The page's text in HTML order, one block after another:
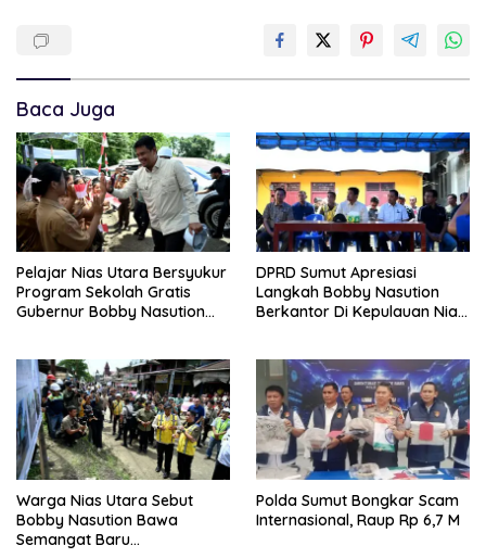
Baca Juga
Pelajar Nias Utara Bersyukur
Program Sekolah Gratis
Gubernur Bobby Nasution
DPRD Sumut Apresiasi
Langkah Bobby Nasution
Berkantor Di Kepulauan Nias,
Warga Nias Utara Sebut
Bobby Nasution Bawa
Semangat Baru
Polda Sumut Bongkar Scam
Internasional, Raup Rp 6,7 M